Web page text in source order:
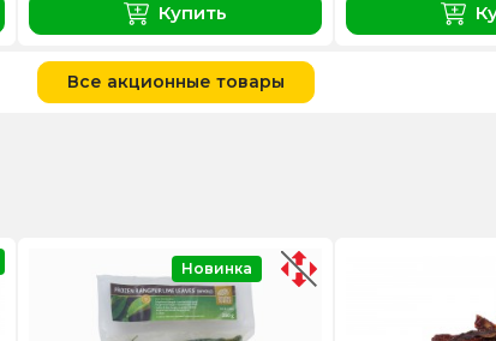
Купить
Все акционные товары
Новинка